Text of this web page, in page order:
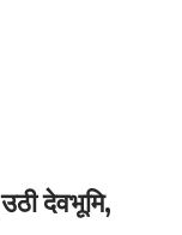
देवभूमि,